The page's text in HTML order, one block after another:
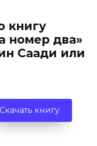
книгу
номер два»
Саади или
Скачать книгу